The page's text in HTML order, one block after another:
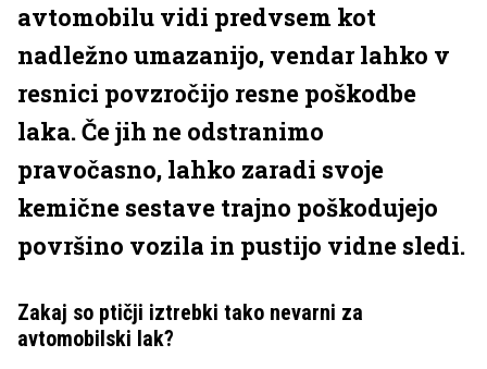
avtomobilu vidi predvsem kot
nadležno umazanijo, vendar lahko v
resnici povzročijo resne poškodbe
laka. Če jih ne odstranimo
pravočasno, lahko zaradi svoje
kemične sestave trajno poškodujejo
površino vozila in pustijo vidne sledi.
Zakaj so ptičji iztrebki tako nevarni za
avtomobilski lak?